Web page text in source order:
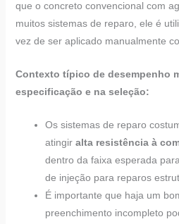
que o concreto convencional com
muitos sistemas de reparo, ele é
vez de ser aplicado manualmente
Contexto típico de desempenho
especificação e na seleção:
Os sistemas de reparo
atingir alta resistência à
dentro da faixa esperada
de injeção para reparos
É importante que haja um
preenchimento incompleto